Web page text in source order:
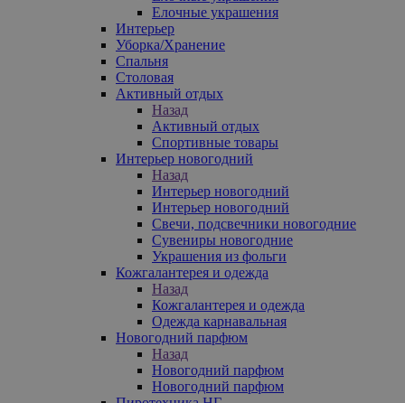
Елочные украшения
Интерьер
Уборка/Хранение
Спальня
Столовая
Активный отдых
Назад
Активный отдых
Спортивные товары
Интерьер новогодний
Назад
Интерьер новогодний
Интерьер новогодний
Свечи, подсвечники новогодние
Сувениры новогодние
Украшения из фольги
Кожгалантерея и одежда
Назад
Кожгалантерея и одежда
Одежда карнавальная
Новогодний парфюм
Назад
Новогодний парфюм
Новогодний парфюм